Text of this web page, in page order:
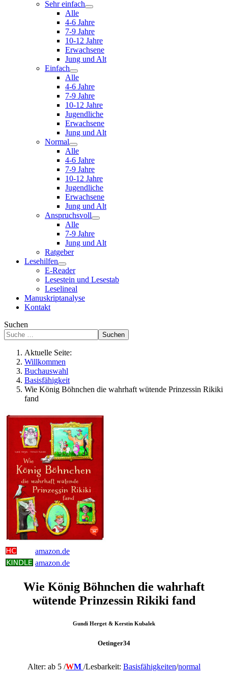
Sehr einfach
Alle
4-6 Jahre
7-9 Jahre
10-12 Jahre
Erwachsene
Jung und Alt
Einfach
Alle
4-6 Jahre
7-9 Jahre
10-12 Jahre
Jugendliche
Erwachsene
Jung und Alt
Normal
Alle
4-6 Jahre
7-9 Jahre
10-12 Jahre
Jugendliche
Erwachsene
Jung und Alt
Anspruchsvoll
Alle
7-9 Jahre
Jung und Alt
Ratgeber
Lesehilfen
E-Reader
Lesestein und Lesestab
Leselineal
Manuskriptanalyse
Kontakt
Suchen
Suchen
Aktuelle Seite:
Willkommen
Buchauswahl
Basisfähigkeit
Wie König Böhnchen die wahrhaft wütende Prinzessin Rikiki
fand
amazon.de
amazon.de
Wie König Böhnchen die wahrhaft
wütende Prinzessin Rikiki fand
Gundi Herget & Kerstin Kubalek
Oetinger34
Alter: ab 5 /WM /Lesbarkeit: Basisfähigkeiten/normal